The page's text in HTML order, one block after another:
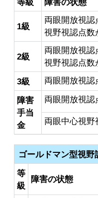
等級
障害の状態
1級
両眼開放視認
視野視認点数
2級
両眼開放視認
視野視認点数
3級
両眼開放視認
障害
手当
金
両眼開放視認
両眼中心視野
ゴールドマン型視
等
級
障害の状態